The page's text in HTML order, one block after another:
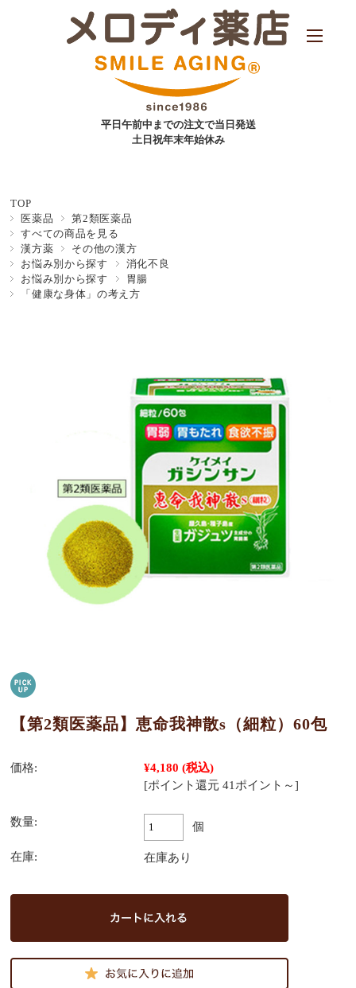
平日午前中までの注文で当日発送
土日祝年末年始休み
TOP
医薬品
第2類医薬品
すべての商品を見る
漢方薬
その他の漢方
お悩み別から探す
消化不良
お悩み別から探す
胃腸
「健康な身体」の考え方
【第2類医薬品】恵命我神散s（細粒）60包
価格: ¥4,180 (税込)
[ポイント還元 41ポイント～]
数量: 個
在庫: 在庫あり